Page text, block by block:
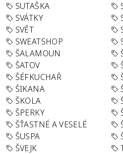
SUTAŠKA
SVÁTKY
SVĚT
SWEATSHOP
ŠALAMOUN
ŠATOV
ŠÉFKUCHAŘ
ŠIKANA
ŠKOLA
ŠPERKY
ŠŤASTNÉ A VESELÉ
ŠUSPA
ŠVEJK